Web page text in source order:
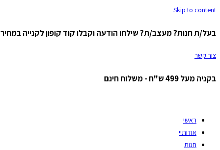
Skip to content
בעל/ת חנות? מעצב/ת? שילחו הודעה וקבלו קוד קופון לקנייה במחיר
צור קשר
בקניה מעל 499 ש"ח - משלוח חינם
ראשי
אודותיי
חנות